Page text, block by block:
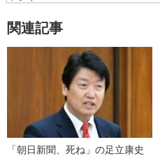
関連記事
「朝日新聞、死ね」の足立康史